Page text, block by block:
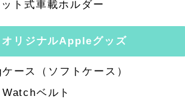
ト式車載ホルダー
オリジナルAppleグッズ
ース（ソフトケース）
ベルト